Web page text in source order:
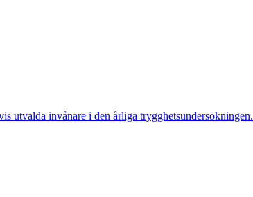
utvalda invånare i den årliga trygghetsundersökningen.